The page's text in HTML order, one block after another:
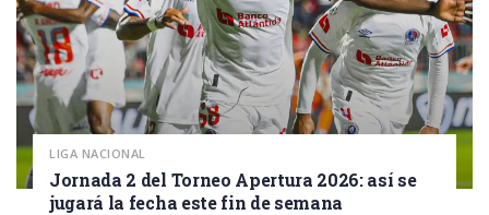
LIGA NACIONAL
Jornada 2 del Torneo Apertura 2026: así se
jugará la fecha este fin de semana